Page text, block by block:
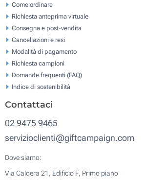
Come ordinare
Richiesta anteprima virtuale
Consegna e post-vendita
Cancellazioni e resi
Modalità di pagamento
Richiesta campioni
Domande frequenti (FAQ)
Indice di sostenibilità
Contattaci
02 9475 9465
servizioclienti@giftcampaign.com
Dove siamo:
Via Caldera 21, Edificio F, Primo piano